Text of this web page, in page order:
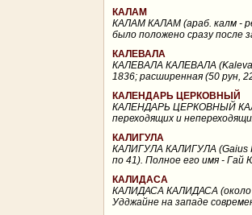
КАЛАМ
КАЛАМ КАЛАМ (араб. калм -
было положено сразу после
КАЛЕВАЛА
КАЛЕВАЛА КАЛЕВАЛА
1836; расширенная (50 рун,
КАЛЕНДАРЬ ЦЕРКОВНЫЙ
КАЛЕНДАРЬ ЦЕРКОВНЫЙ
переходящих и
КАЛИГУЛА
КАЛИГУЛА КАЛИГУЛА (Gaius
по 41). Полное его имя - Гай
КАЛИДАСА
КАЛИДАСА КАЛИДАСА (около
Удджайне на западе